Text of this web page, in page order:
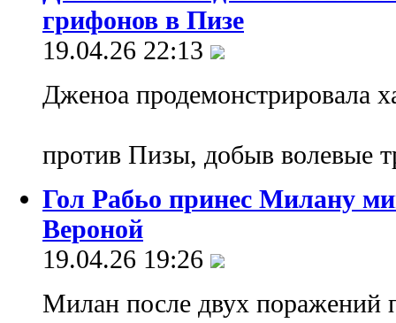
грифонов в Пизе
19.04.26 22:13
Дженоа продемонстрировала
против Пизы, добыв волевые
Гол Рабьо принес Милану
Вероной
19.04.26 19:26
Милан после двух поражений